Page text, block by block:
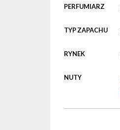
PERFUMIARZ
TYP ZAPACHU
RYNEK
NUTY